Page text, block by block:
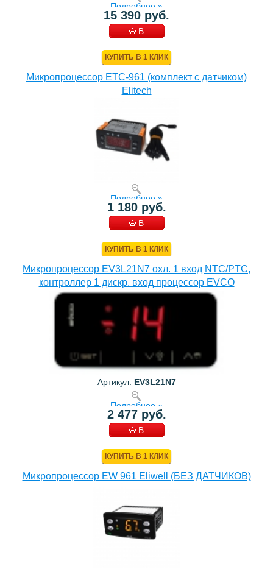
Подробнее »
15 390 руб.
В
КУПИТЬ В 1 КЛИК
Микропроцессор ETC-961 (комплект c датчиком)
Elitech
Подробнее »
1 180 руб.
В
КУПИТЬ В 1 КЛИК
Микропроцессор EV3L21N7 охл. 1 вход NTC/PTC,
контроллер 1 дискр. вход процессор EVCO
Артикул: EV3L21N7
Подробнее »
2 477 руб.
В
КУПИТЬ В 1 КЛИК
Микропроцессор EW 961 Eliwell (БЕЗ ДАТЧИКОВ)